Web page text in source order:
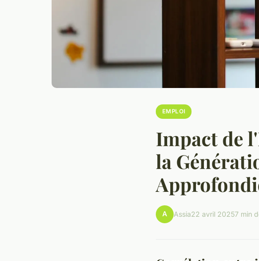
EMPLOI
Impact de
la
A Assia22 avril 20257 min